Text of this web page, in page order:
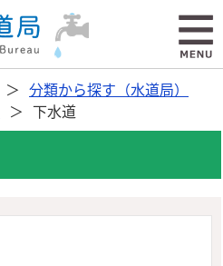
分類から探す（水道局）
下水道